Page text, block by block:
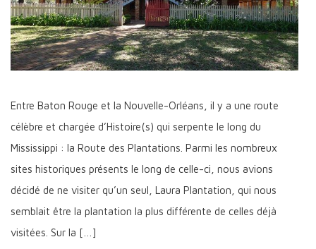
Entre Baton Rouge et la Nouvelle-Orléans, il y a une route
célèbre et chargée d’Histoire(s) qui serpente le long du
Mississippi : la Route des Plantations. Parmi les nombreux
sites historiques présents le long de celle-ci, nous avions
décidé de ne visiter qu’un seul, Laura Plantation, qui nous
semblait être la plantation la plus différente de celles déjà
visitées. Sur la […]